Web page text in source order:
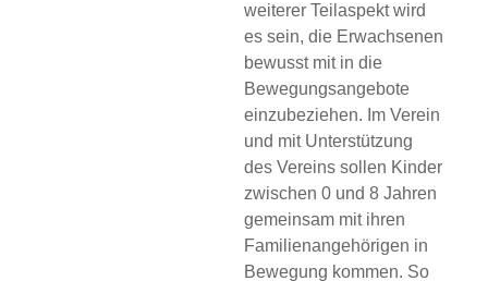
weiterer Teilaspekt wird
es sein, die Erwachsenen
bewusst mit in die
Bewegungsangebote
einzubeziehen. Im Verein
und mit Unterstützung
des Vereins sollen Kinder
zwischen 0 und 8 Jahren
gemeinsam mit ihren
Familienangehörigen in
Bewegung kommen. So